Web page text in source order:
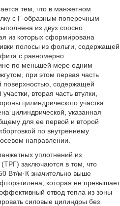
тем, что в манжетном
с Г-образным поперечным
из двух соосно
из которых сформирована
полосы из фольги, содержащей
с равномерно
по меньшей мере одним
при этом первая часть
поверхностью, содержащей
вторая часть втулки,
цилиндрического участка
цилиндрической, указанная
для ее первой и второй
по внутреннему
направлении.
уплотнений из
заключаются в том, что
Вт/м·К значительно выше
которая не превышает
отвод тепла из зоны
силовые цилиндры без